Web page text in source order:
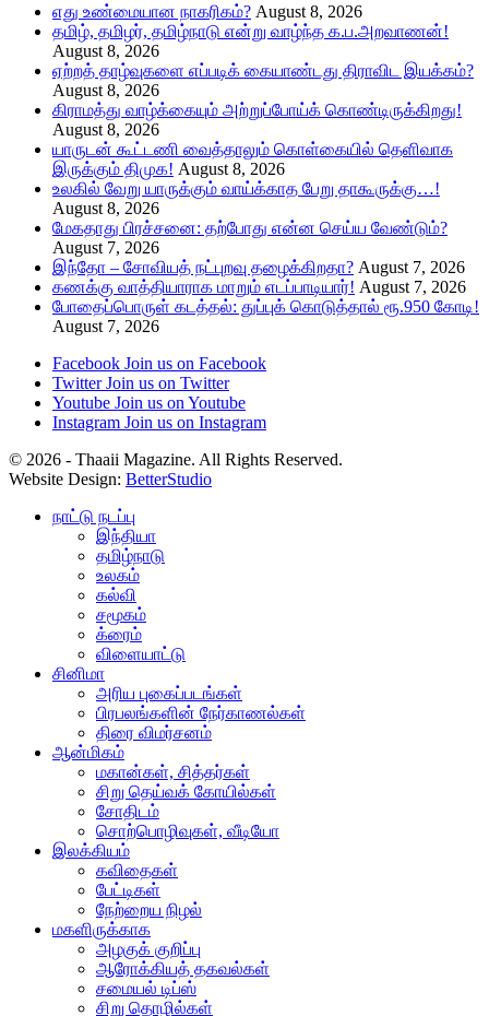
எது உண்மையான நாகரிகம்? August 8, 2026
தமிழ், தமிழர், தமிழ்நாடு என்று வாழ்ந்த க.ப.அறவாணன்!
August 8, 2026
ஏற்றத் தாழ்வுகளை எப்படிக் கையாண்டது திராவிட இயக்கம்?
August 8, 2026
கிராமத்து வாழ்க்கையும் அற்றுப்போய்க் கொண்டிருக்கிறது!
August 8, 2026
யாருடன் கூட்டணி வைத்தாலும் கொள்கையில் தெளிவாக
இருக்கும் திமுக! August 8, 2026
உலகில் வேறு யாருக்கும் வாய்க்காத பேறு தாகூருக்கு…!
August 8, 2026
மேகதாது பிரச்சனை: தற்போது என்ன செய்ய வேண்டும்?
August 7, 2026
இந்தோ – சோவியத் நட்புறவு தழைக்கிறதா? August 7, 2026
கணக்கு வாத்தியாராக மாறும் எடப்பாடியார்! August 7, 2026
போதைப்பொருள் கடத்தல்: துப்புக் கொடுத்தால் ரூ.950 கோடி!
August 7, 2026
Facebook Join us on Facebook
Twitter Join us on Twitter
Youtube Join us on Youtube
Instagram Join us on Instagram
© 2026 - Thaaii Magazine. All Rights Reserved.
Website Design: BetterStudio
நாட்டு நடப்பு
இந்தியா
தமிழ்நாடு
உலகம்
கல்வி
சமூகம்
க்ரைம்
விளையாட்டு
சினிமா
அரிய புகைப்படங்கள்
பிரபலங்களின் நேர்காணல்கள்
திரை விமர்சனம்
ஆன்மிகம்
மகான்கள், சித்தர்கள்
சிறு தெய்வக் கோயில்கள்
சோதிடம்
சொற்பொழிவுகள், வீடியோ
இலக்கியம்
கவிதைகள்
பேட்டிகள்
நேற்றைய நிழல்
மகளிருக்காக
அழகுக் குறிப்பு
ஆரோக்கியத் தகவல்கள்
சமையல் டிப்ஸ்
சிறு தொழில்கள்